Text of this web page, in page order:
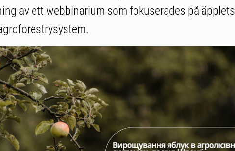
av ett webbinarium som fokuserades på äpplets